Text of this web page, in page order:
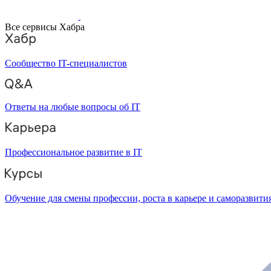
Все сервисы Хабра
Сообщество IT-специалистов
Ответы на любые вопросы об IT
Профессиональное развитие в IT
Обучение для смены профессии, роста в карьере и